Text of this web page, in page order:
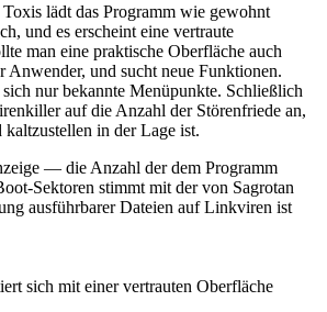
lädt das Programm wie gewohnt
und es erscheint eine vertraute
man eine praktische Oberfläche auch
Anwender, und sucht neue Funktionen.
nur bekannte Menüpunkte. Schließlich
auf die Anzahl der Störenfriede an,
kaltzustellen in der Lage ist.
— die Anzahl der dem Programm
Sektoren stimmt mit der von Sagrotan
ausführbarer Dateien auf Linkviren ist
sich mit einer vertrauten Oberfläche